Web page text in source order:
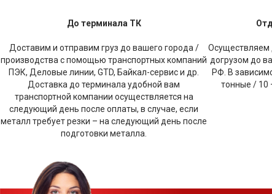
До терминала ТК
Доставим и отправим груз до вашего города /
производства с помощью транспортных компаний
ПЭК, Деловые линии, GTD, Байкал-сервис и др.
Доставка до терминала удобной вам
транспортной компании осуществляется на
следующий день после оплаты, в случае, если
металл требует резки – на следующий день после
подготовки металла.
Осуществляем
догрузом до
РФ. В
тонные / 10